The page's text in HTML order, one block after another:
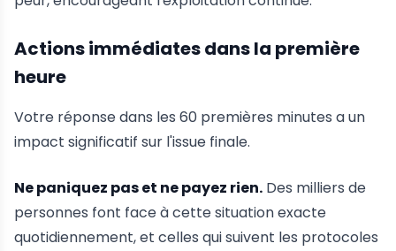
Actions immédiates dans la première
heure
Votre réponse dans les 60 premières minutes a un
impact significatif sur l'issue finale.
Ne paniquez pas et ne payez rien. Des milliers de
personnes font face à cette situation exacte
quotidiennement, et celles qui suivent les protocoles